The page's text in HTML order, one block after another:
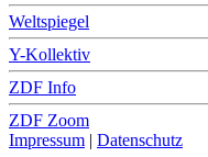
Weltspiegel
Y-Kollektiv
ZDF Info
ZDF Zoom
Impressum | Datenschutz